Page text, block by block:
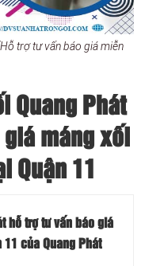
trợ tư vấn báo giá miễn
Quang Phát
máng xối
Quận 11
hỗ trợ tư vấn báo giá
của Quang Phát